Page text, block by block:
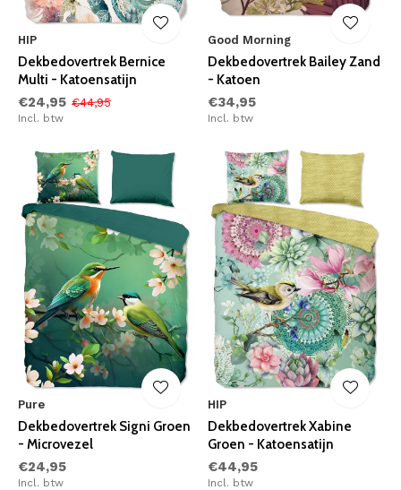
HIP
Dekbedovertrek Bernice
Multi - Katoensatijn
€24,95 €44,95
Incl. btw
Good Morning
Dekbedovertrek Bailey Zand
- Katoen
€34,95
Incl. btw
Pure
Dekbedovertrek Signi Groen
- Microvezel
€24,95
Incl. btw
HIP
Dekbedovertrek Xabine
Groen - Katoensatijn
€44,95
Incl. btw